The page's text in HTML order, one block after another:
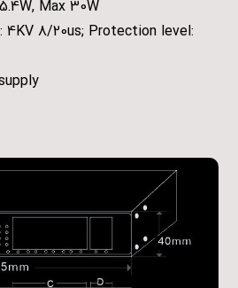
Max 30W
4KV 8/20us; Protection level: